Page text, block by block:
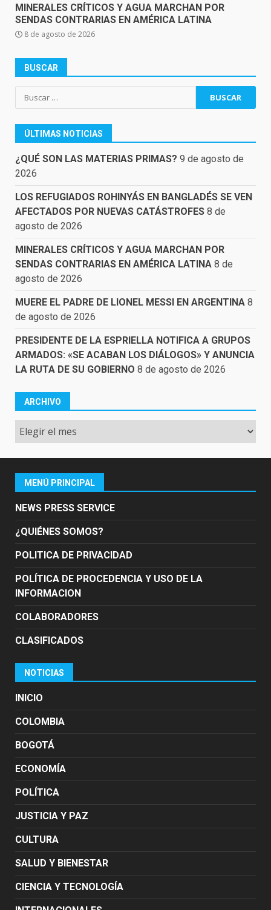
MINERALES CRÍTICOS Y AGUA MARCHAN POR
SENDAS CONTRARIAS EN AMÉRICA LATINA
8 de agosto de 2026
BUSCAR
Buscar:
ÚLTIMAS NOTICIAS
¿QUÉ SON LAS MATERIAS PRIMAS? 9 de agosto de
2026
LOS REFUGIADOS ROHINYÁS EN BANGLADÉS SE VEN
AFECTADOS POR NUEVAS CATÁSTROFES 8 de
agosto de 2026
MINERALES CRÍTICOS Y AGUA MARCHAN POR
SENDAS CONTRARIAS EN AMÉRICA LATINA 8 de
agosto de 2026
MUERE EL PADRE DE LIONEL MESSI EN ARGENTINA 8
de agosto de 2026
PRESIDENTE DE LA ESPRIELLA NOTIFICA A GRUPOS
ARMADOS: «SE ACABAN LOS DIÁLOGOS» Y ANUNCIA
LA RUTA DE SU GOBIERNO 8 de agosto de 2026
ARCHIVO
Archivo
MENÚ PRINCIPAL
NEWS PRESS SERVICE
¿QUIÉNES SOMOS?
POLITICA DE PRIVACIDAD
POLÍTICA DE PROCEDENCIA Y USO DE LA
INFORMACION
COLABORADORES
CLASIFICADOS
NOTICIAS
INICIO
COLOMBIA
BOGOTÁ
ECONOMÍA
POLÍTICA
JUSTICIA Y PAZ
CULTURA
SALUD Y BIENESTAR
CIENCIA Y TECNOLOGÍA